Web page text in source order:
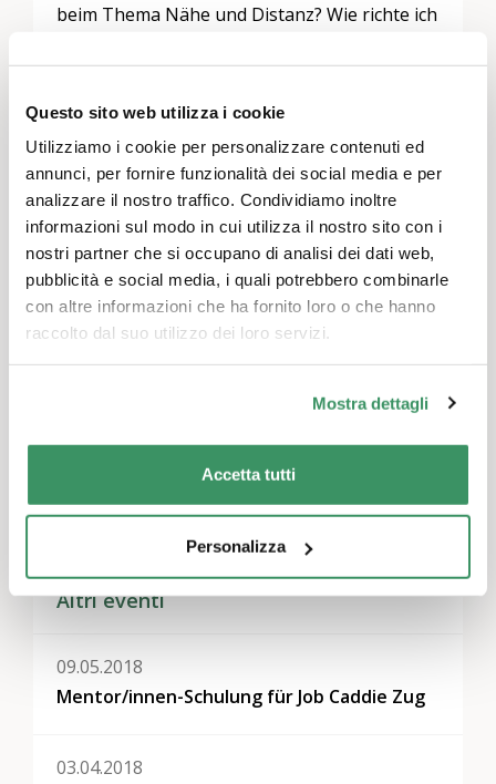
Questo sito web utilizza i cookie
Utilizziamo i cookie per personalizzare contenuti ed
annunci, per fornire funzionalità dei social media e per
analizzare il nostro traffico. Condividiamo inoltre
informazioni sul modo in cui utilizza il nostro sito con i
nostri partner che si occupano di analisi dei dati web,
pubblicità e social media, i quali potrebbero combinarle
con altre informazioni che ha fornito loro o che hanno
raccolto dal suo utilizzo dei loro servizi.
Mostra dettagli
Accetta tutti
Personalizza
Temi
Berna & Soletta, Svizzera centrale, Zurigo
Altri eventi
09.05.2018
Mentor/innen-Schulung für Job Caddie Zug
03.04.2018
beim Thema Nähe und Distanz? Wie richte ich
Lascia un commento
Devi essere connessoper inviare un commento.